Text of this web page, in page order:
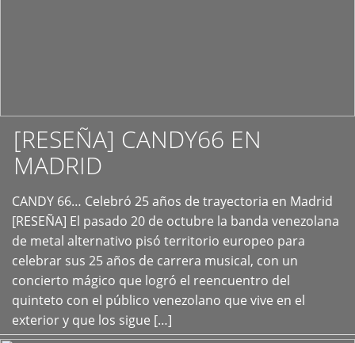
[RESEÑA] CANDY66 EN
MADRID
CANDY 66… Celebró 25 años de trayectoria en Madrid
[RESEÑA] El pasado 20 de octubre la banda venezolana
de metal alternativo pisó territorio europeo para
celebrar sus 25 años de carrera musical, con un
concierto mágico que logró el reencuentro del
quinteto con el público venezolano que vive en el
exterior y que los sigue […]
+